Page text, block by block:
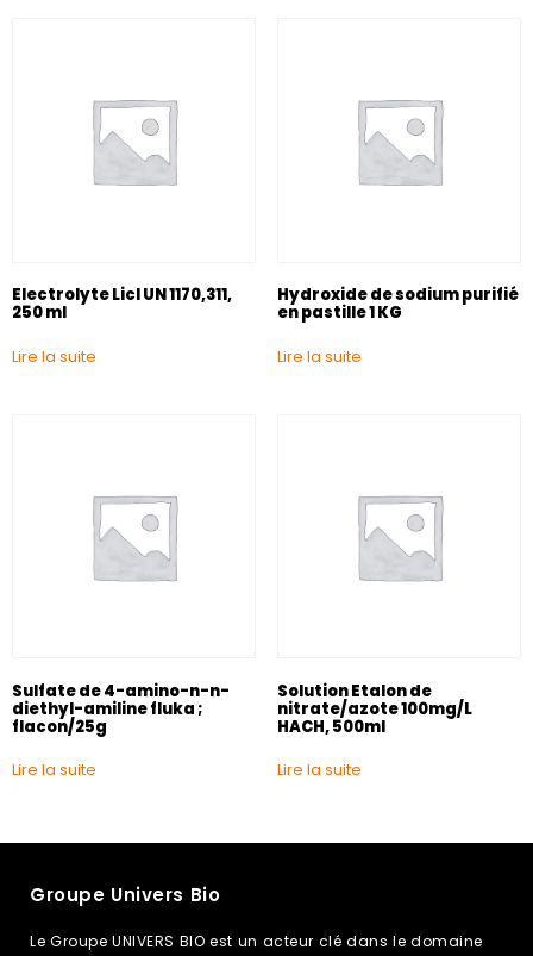
Electrolyte Licl UN 1170,311,
250 ml
Lire la suite
Hydroxide de sodium purifié
en pastille 1 KG
Lire la suite
Sulfate de 4-amino-n-n-
diethyl-amiline fluka ;
flacon/25g
Lire la suite
Solution Etalon de
nitrate/azote 100mg/L
HACH, 500ml
Lire la suite
Groupe Univers Bio
Le Groupe UNIVERS BIO est un acteur clé dans le domaine